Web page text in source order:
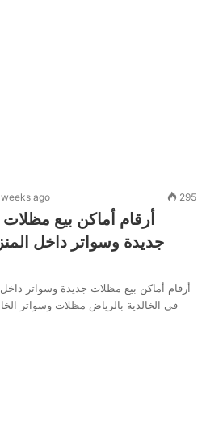
ago 295
جديدة وسواتر داخل
في الخالدية بالرياض مظلات وسواتر